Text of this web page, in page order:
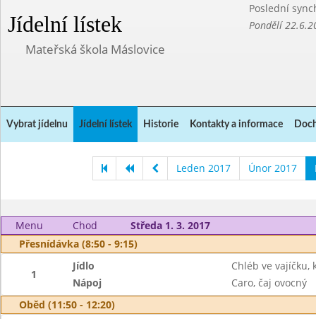
Jídelní lístek
Poslední
Pondělí
Mateřská škola Máslovice
Vybrat jídelnu Jídelní lístek Historie Kontakty a informace
Leden 2017 Únor 2017
Menu Chod
Středa 1. 3. 2017
Přesnídávka (8:50 - 9:15)
1
Jídlo
Chléb ve vajíčku,
Nápoj
Caro, čaj ovocný
Oběd (11:50 - 12:20)